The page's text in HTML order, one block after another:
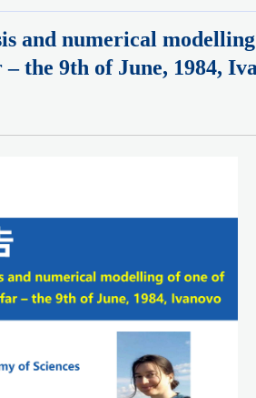
and numerical
the 9th of June, 1984,